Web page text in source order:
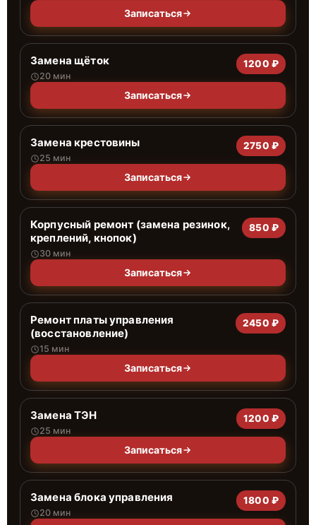
Записаться
Замена щёток
20 мин
1200 ₽
Записаться
Замена крестовины
25 мин
2750 ₽
Записаться
Корпусный ремонт (замена резинок,
креплений, кнопок)
30 мин
850 ₽
Записаться
Ремонт платы управления
(восстановление)
15 мин
2450 ₽
Записаться
Замена ТЭН
25 мин
1200 ₽
Записаться
Замена блока управления
20 мин
1800 ₽